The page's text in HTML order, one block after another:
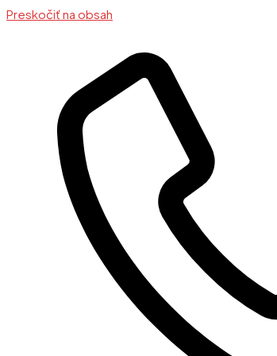
Preskočiť na obsah